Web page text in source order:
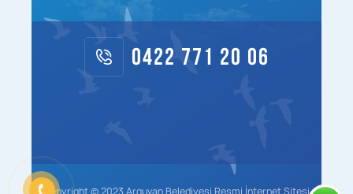
0422 771 20 06
Copyright © 2023 Arguvan Belediyesi Resmi İnternet Sitesi